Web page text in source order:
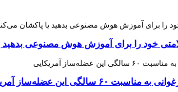
خود را برای آموزش هوش مصنوعی بدهید